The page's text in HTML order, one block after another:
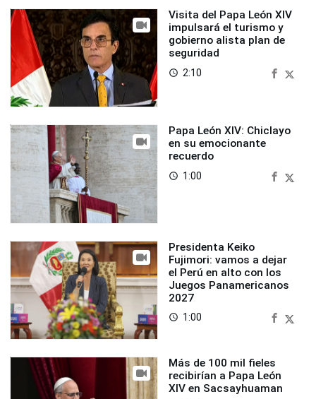
Visita del Papa León XIV
impulsará el turismo y
gobierno alista plan de
seguridad
access_time 2:10
Papa León XIV: Chiclayo
en su emocionante
recuerdo
access_time 1:00
Presidenta Keiko
Fujimori: vamos a dejar
el Perú en alto con los
Juegos Panamericanos
2027
access_time 1:00
Más de 100 mil fieles
recibirían a Papa León
XIV en Sacsayhuaman